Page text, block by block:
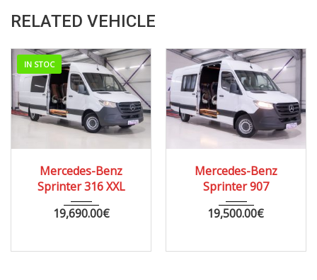
RELATED VEHICLE
260000
Mercedes-Benz
Sprinter 907
19,500.00€
220000
Mercedes-Benz
Sprinter 906
12,000.00€